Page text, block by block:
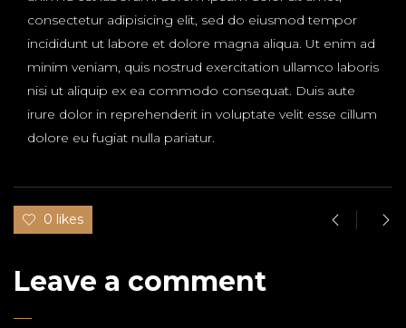
consectetur adipisicing elit, sed do eiusmod tempor
incididunt ut labore et dolore magna aliqua. Ut enim ad
minim veniam, quis nostrud exercitation ullamco laboris
nisi ut aliquip ex ea commodo consequat. Duis aute
irure dolor in reprehenderit in voluptate velit esse cillum
dolore eu fugiat nulla pariatur.
0 likes
Leave a comment